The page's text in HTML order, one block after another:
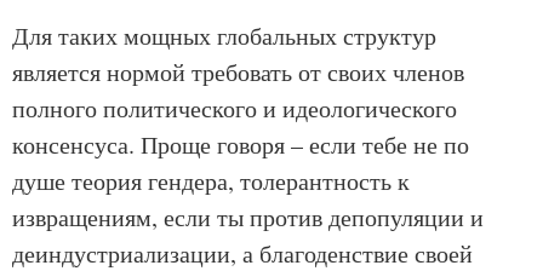
Для таких мощных глобальных структур
является нормой требовать от своих членов
полного политического и идеологического
консенсуса. Проще говоря – если тебе не по
душе теория гендера, толерантность к
извращениям, если ты против депопуляции и
деиндустриализации, а благоденствие своей